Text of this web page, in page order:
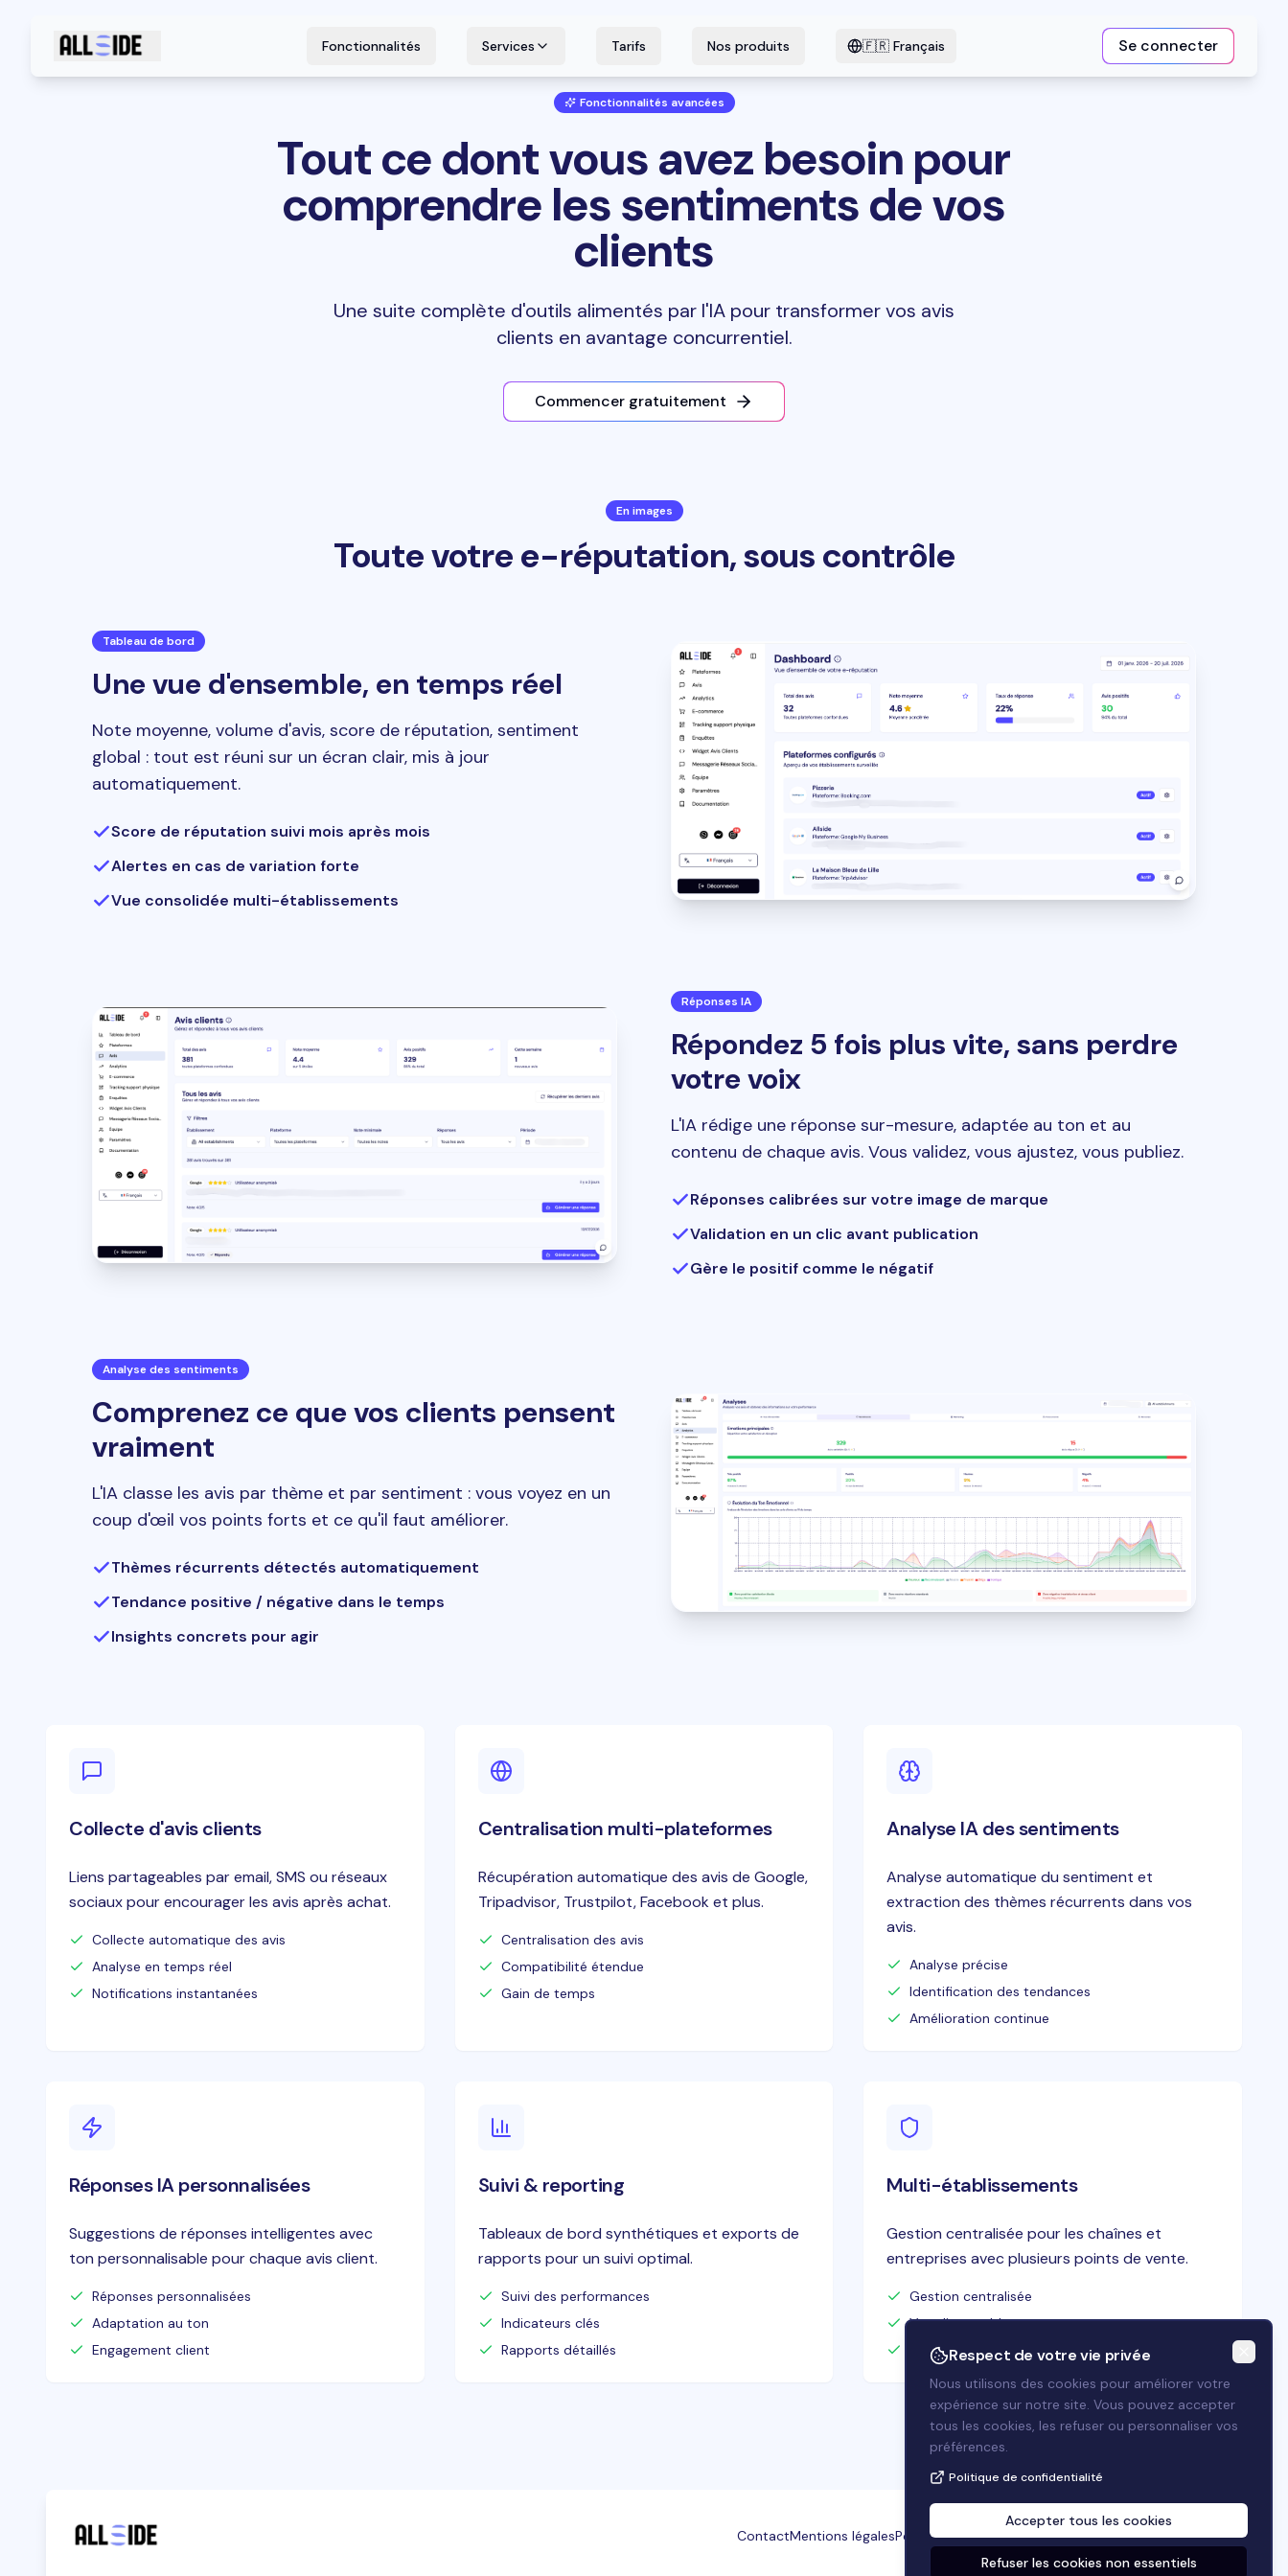
Fonctionnalités Services Tarifs Nos produits 🇫🇷 Français Se connecter
Fonctionnalités avancées
Tout ce dont vous avez besoin pour
comprendre les sentiments de vos
clients
Une suite complète d'outils alimentés par l'IA pour transformer vos avis
clients en avantage concurrentiel.
Commencer gratuitement
En images
Toute votre e-réputation, sous contrôle
Tableau de bord
Une vue d'ensemble, en temps réel
Note moyenne, volume d'avis, score de réputation, sentiment
global : tout est réuni sur un écran clair, mis à jour
automatiquement.
Score de réputation suivi mois après mois
Alertes en cas de variation forte
Vue consolidée multi-établissements
Réponses IA
Répondez 5 fois plus vite, sans perdre
votre voix
L'IA rédige une réponse sur-mesure, adaptée au ton et au
contenu de chaque avis. Vous validez, vous ajustez, vous publiez.
Réponses calibrées sur votre image de marque
Validation en un clic avant publication
Gère le positif comme le négatif
Analyse des sentiments
Comprenez ce que vos clients pensent
vraiment
L'IA classe les avis par thème et par sentiment : vous voyez en un
coup d'œil vos points forts et ce qu'il faut améliorer.
Thèmes récurrents détectés automatiquement
Tendance positive / négative dans le temps
Insights concrets pour agir
Collecte d'avis clients
Liens partageables par email, SMS ou réseaux
sociaux pour encourager les avis après achat.
Collecte automatique des avis
Analyse en temps réel
Notifications instantanées
Centralisation multi-plateformes
Récupération automatique des avis de Google,
Tripadvisor, Trustpilot, Facebook et plus.
Centralisation des avis
Compatibilité étendue
Gain de temps
Analyse IA des sentiments
Analyse automatique du sentiment et
extraction des thèmes récurrents dans vos
avis.
Analyse précise
Identification des tendances
Amélioration continue
Réponses IA personnalisées
Suggestions de réponses intelligentes avec
ton personnalisable pour chaque avis client.
Réponses personnalisées
Adaptation au ton
Engagement client
Suivi & reporting
Tableaux de bord synthétiques et exports de
rapports pour un suivi optimal.
Suivi des performances
Indicateurs clés
Rapports détaillés
Multi-établissements
Gestion centralisée pour les chaînes et
entreprises avec plusieurs points de vente.
Gestion centralisée
Vue d'ensemble
Optimisation de l'efficacité
ContactMentions légalesPolitique de confidentialitéBlogPréférences cookies
Une question ?
Envoyez-nous un message
vous aider aujourd'hui ?
Envoyer
Respect de votre vie privée
Nous utilisons des cookies pour améliorer votre
expérience sur notre site. Vous pouvez accepter
tous les cookies, les refuser ou personnaliser vos
préférences.
Politique de confidentialité
Accepter tous les cookies
Refuser les cookies non essentiels